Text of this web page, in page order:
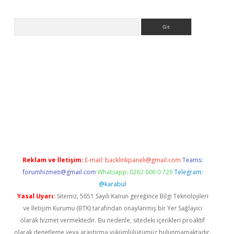
Reklam ve İletişim: E-mail: backlinkpaneli@gmail.com Teams:
forumhizmeti@gmail.com Whatsapp: 0262 606 0 726 Telegram:
@karabul
Yasal Uyarı: Sitemiz, 5651 Sayılı Kanun gereğince Bilgi Teknolojileri
ve İletişim Kurumu (BTK) tarafından onaylanmış bir Yer Sağlayıcı
olarak hizmet vermektedir. Bu nedenle, sitedeki içerikleri proaktif
olarak denetleme veya araştırma yükümlülüğümüz bulunmamaktadır.